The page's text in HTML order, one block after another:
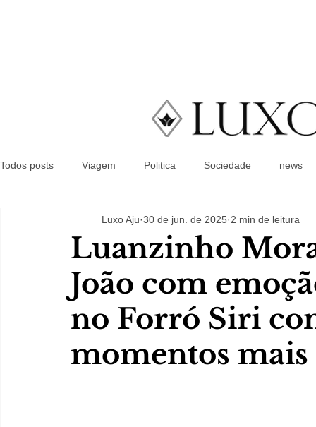
Todos posts Viagem Politica Sociedade news
Luanzinho
João com
no Forró Siri
momentos
Luxo Aju 30 de jun. de 2025 2 min de leitura